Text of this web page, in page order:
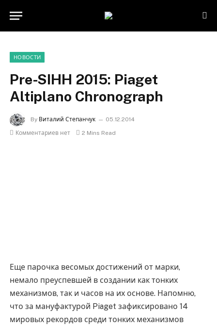
НОВОСТИ
Pre-SIHH 2015: Piaget
Altiplano Chronograph
By Виталий Степанчук
05.12.2014
Комментариев нет
2 Mins Read
Еще парочка весомых достижений от марки,
немало преуспевшей в создании как тонких
механизмов, так и часов на их основе. Напомню,
что за мануфактурой Piaget зафиксировано 14
мировых рекордов среди тонких механизмов